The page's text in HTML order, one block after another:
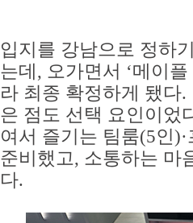
입지를 강남으로 정하
는데, 오가면서 ‘메이
라 최종 확정하게 됐다
은 점도 선택 요인이었
여서 즐기는 팀룸(5인
준비했고, 소통하는 마
다.